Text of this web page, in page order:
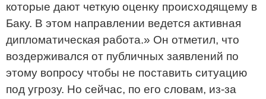
которые дают четкую оценку происходящему в
Баку. В этом направлении ведется активная
дипломатическая работа.» Он отметил, что
воздерживался от публичных заявлений по
этому вопросу чтобы не поставить ситуацию
под угрозу. Но сейчас, по его словам, из-за